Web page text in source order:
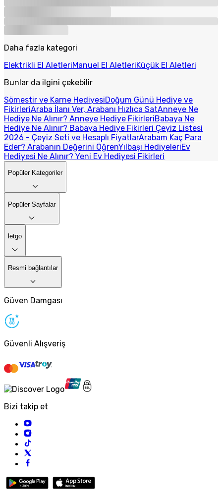
Daha fazla kategori
Elektrikli El AletleriManuel El AletleriKüçük El Aletleri
Bunlar da ilgini çekebilir
Sömestir ve Karne HediyesiDoğum Günü Hediye ve
FikirleriAraba İlanı Ver, Arabanı Hızlıca SatAnneye Ne
Hediye Ne Alınır? Anneye Hediye FikirleriBabaya Ne
Hediye Ne Alınır? Babaya Hediye Fikirleri Çeyiz Listesi
2026 - Çeyiz Seti ve Hesaplı FiyatlarArabam Kaç Para
Eder? Arabanın Değerini ÖğrenYılbaşı HediyeleriEv
Hediyesi Ne Alınır? Yeni Ev Hediyesi Fikirleri
Popüler Kategoriler
Popüler Sayfalar
letgo
Resmi bağlantılar
Güven Damgası
Güvenli Alışveriş
Bizi takip et